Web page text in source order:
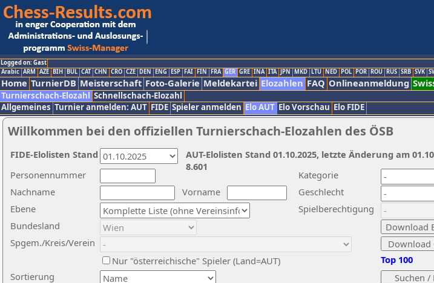
Logged on: Gast
Arabic ARM AZE BIH BUL CAT CHN CRO CZE DEN ENG ESP FAI FIN FRA GER GRE INA ITA JPN MKD LTU NED POL POR ROU RUS SRB SVK
Home TurnierDB Meisterschaft Foto-Galerie Meldekartei Elozahlen FAQ Onlineanmeldung
Turnierschach-Elozahl Schnellschach-Elozahl
Allgemeines Turnier anmelden: AUT FIDE Spieler anmelden Elo AUT Elo Vorschau Elo FIDE
Willkommen bei den offiziellen Turnierschach-Elozahlen des ÖSB
Nachname
Vorname
Ebene
Kategorie
Sortierung
Personennummer
Bundesland
Spgem./Kreis/Verein
Geschlecht
Nur "österreichische" Spieler (Land=AUT)
Spielberechtigung
Top 100
AUT-Elolisten Stand 01.10.2025, letzte Änderung am
8.601
FIDE-Elolisten Stand